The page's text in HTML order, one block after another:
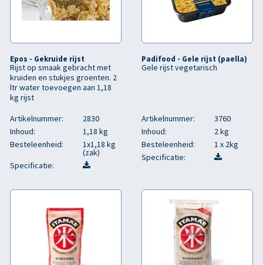
Epos - Gekruide rijst
Rijst op smaak gebracht met
kruiden en stukjes groenten. 2
ltr water toevoegen aan 1,18
kg rijst
Artikelnummer:
2830
Inhoud:
1,18 kg
Besteleenheid:
1x1,18 kg
(zak)
Specificatie:
Padifood - Gele rijst (paella)
Gele rijst vegetarisch
Artikelnummer:
3760
Inhoud:
2 kg
Besteleenheid:
1 x 2kg
Specificatie: